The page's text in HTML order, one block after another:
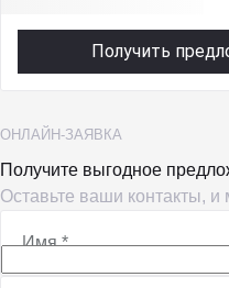
Получить
ОНЛАЙН-ЗАЯВКА
Получите выгодное
Оставьте ваши контакты,
Имя*